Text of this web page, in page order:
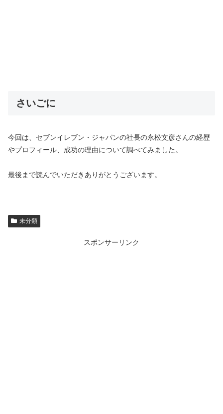
さいごに
今回は、 セブンイレブン・ジャパンの社長の永松文彦さんの経歴
やプロフィール、成功の理由について調べてみました。
最後まで読んでいただきありがとうございます。
未分類
スポンサーリンク